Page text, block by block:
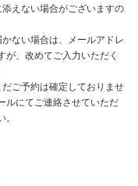
えない場合がございますの
ない場合は、メールアドレ
が、改めてご入力いただく
ご予約は確定しておりませ
ルにてご連絡させていただ